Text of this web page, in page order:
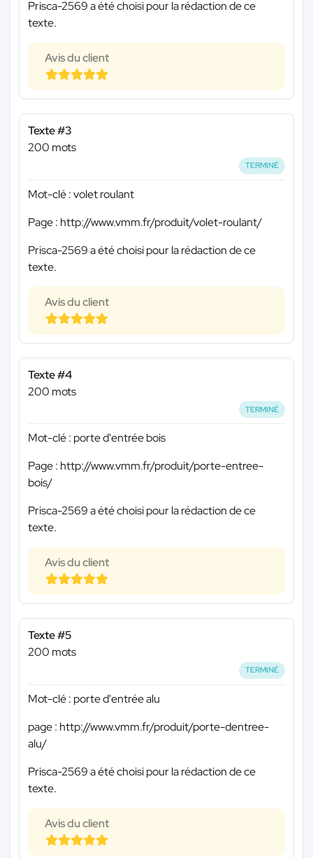
Prisca-2569 a été choisi pour la rédaction de ce
texte.
Avis du client
Texte #3
200 mots
TERMINÉ
Mot-clé : volet roulant
Page : http://www.vmm.fr/produit/volet-roulant/
Prisca-2569 a été choisi pour la rédaction de ce
texte.
Avis du client
Texte #4
200 mots
TERMINÉ
Mot-clé : porte d'entrée bois
Page : http://www.vmm.fr/produit/porte-entree-
bois/
Prisca-2569 a été choisi pour la rédaction de ce
texte.
Avis du client
Texte #5
200 mots
TERMINÉ
Mot-clé : porte d'entrée alu
page : http://www.vmm.fr/produit/porte-dentree-
alu/
Prisca-2569 a été choisi pour la rédaction de ce
texte.
Avis du client